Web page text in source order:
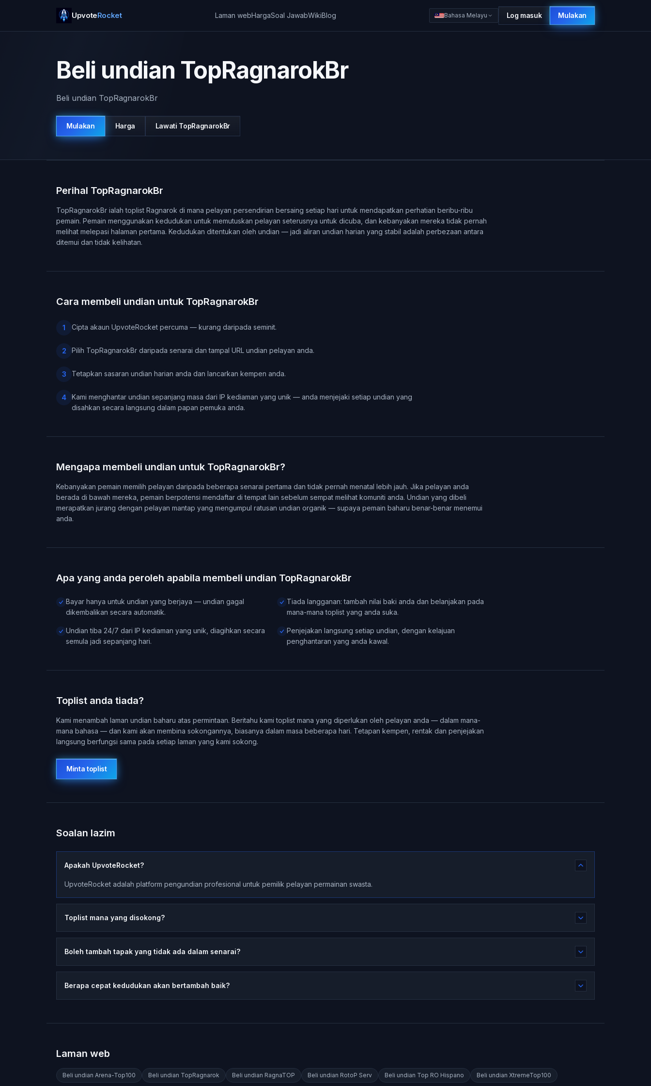
UpvoteRocket Laman webHargaSoal JawabWikiBlog Bahasa Melayu Log masuk Mulakan
Beli undian TopRagnarokBr
Beli undian TopRagnarokBr
Mulakan Harga Lawati TopRagnarokBr
Perihal TopRagnarokBr
TopRagnarokBr ialah toplist Ragnarok di mana pelayan persendirian bersaing setiap hari untuk mendapatkan perhatian beribu-ribu
pemain. Pemain menggunakan kedudukan untuk memutuskan pelayan seterusnya untuk dicuba, dan kebanyakan mereka tidak pernah
melihat melepasi halaman pertama. Kedudukan ditentukan oleh undian — jadi aliran undian harian yang stabil adalah perbezaan antara
ditemui dan tidak kelihatan.
Cara membeli undian untuk TopRagnarokBr
1 Cipta akaun UpvoteRocket percuma — kurang daripada seminit.
2 Pilih TopRagnarokBr daripada senarai dan tampal URL undian pelayan anda.
3 Tetapkan sasaran undian harian anda dan lancarkan kempen anda.
4
Kami menghantar undian sepanjang masa dari IP kediaman yang unik — anda menjejaki setiap undian yang
disahkan secara langsung dalam papan pemuka anda.
Mengapa membeli undian untuk TopRagnarokBr?
Kebanyakan pemain memilih pelayan daripada beberapa senarai pertama dan tidak pernah menatal lebih jauh. Jika pelayan anda
berada di bawah mereka, pemain berpotensi mendaftar di tempat lain sebelum sempat melihat komuniti anda. Undian yang dibeli
merapatkan jurang dengan pelayan mantap yang mengumpul ratusan undian organik — supaya pemain baharu benar-benar menemui
anda.
Apa yang anda peroleh apabila membeli undian TopRagnarokBr
Bayar hanya untuk undian yang berjaya — undian gagal
dikembalikan secara automatik.
Tiada langganan: tambah nilai baki anda dan belanjakan pada
mana-mana toplist yang anda suka.
Undian tiba 24/7 dari IP kediaman yang unik, diagihkan secara
semula jadi sepanjang hari.
Penjejakan langsung setiap undian, dengan kelajuan
penghantaran yang anda kawal.
Toplist anda tiada?
Kami menambah laman undian baharu atas permintaan. Beritahu kami toplist mana yang diperlukan oleh pelayan anda — dalam mana-
mana bahasa — dan kami akan membina sokongannya, biasanya dalam masa beberapa hari. Tetapan kempen, rentak dan penjejakan
langsung berfungsi sama pada setiap laman yang kami sokong.
Minta toplist
Soalan lazim
Apakah UpvoteRocket?
UpvoteRocket adalah platform pengundian profesional untuk pemilik pelayan permainan swasta.
Toplist mana yang disokong?
Boleh tambah tapak yang tidak ada dalam senarai?
Berapa cepat kedudukan akan bertambah baik?
Laman web
Beli undian Arena-Top100 Beli undian TopRagnarok Beli undian RagnaTOP Beli undian RotoP Serv Beli undian Top RO Hispano Beli undian XtremeTop100